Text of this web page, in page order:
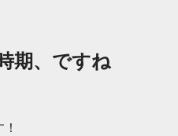
期、ですね